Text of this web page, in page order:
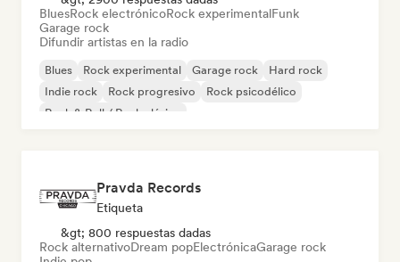
BluesRock electrónicoRock experimentalFunk
Garage rock
Difundir artistas en la radio
Blues Rock experimental Garage rock
Hard rock
Indie rock
Rock progresivo
Rock psicodélico
Rock & Roll / Rock clásico
Pravda Records
Etiqueta
&gt; 800 respuestas dadas
Rock alternativoDream popElectrónicaGarage rock